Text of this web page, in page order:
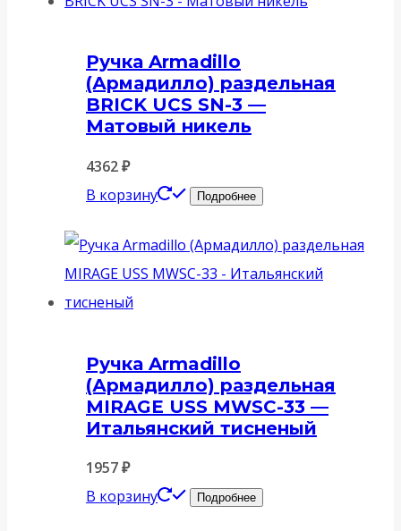
Ручка Armadillo
(Армадилло) раздельная
BRICK UCS SN-3 —
Матовый никель
4362₽
В корзину
Подробнее
Ручка Armadillo
(Армадилло) раздельная
MIRAGE USS MWSC-33 —
Итальянский тисненый
1957₽
В корзину
Подробнее